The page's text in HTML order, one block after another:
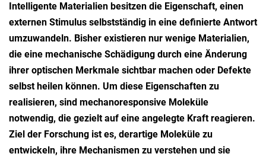
Intelligente Materialien besitzen die Eigenschaft, einen
externen Stimulus selbstständig in eine definierte Antwort
umzuwandeln. Bisher existieren nur wenige Materialien,
die eine mechanische Schädigung durch eine Änderung
ihrer optischen Merkmale sichtbar machen oder Defekte
selbst heilen können. Um diese Eigenschaften zu
realisieren, sind mechanoresponsive Moleküle
notwendig, die gezielt auf eine angelegte Kraft reagieren.
Ziel der Forschung ist es, derartige Moleküle zu
entwickeln, ihre Mechanismen zu verstehen und sie